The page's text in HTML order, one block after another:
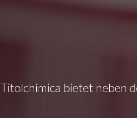
Titolchimica bietet neben